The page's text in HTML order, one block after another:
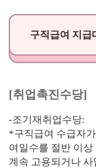
구직급여 지급
[취업촉진수당]
-조기재취업수당:
*구직급여 수급자
여일수를 절반 이
계속 고용되거나